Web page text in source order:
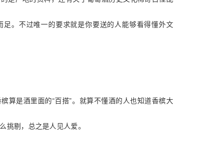
。不过唯一的要求就是你要送的人能够看得懂外文
算是酒里面的“ 百搭”。就算不懂酒的人也知道香槟大
挑剔，总之是人见人爱。